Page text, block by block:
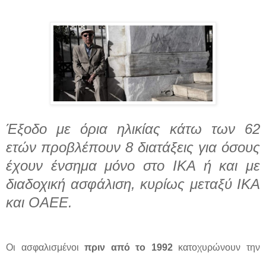
Έξοδο με όρια ηλικίας κάτω των 62
ετών προβλέπουν 8 διατάξεις για όσους
έχουν ένσημα μόνο στο ΙΚΑ ή και με
διαδοχική ασφάλιση, κυρίως μεταξύ ΙΚΑ
και ΟΑΕΕ.
Οι ασφαλισμένοιπριν από το 1992κατοχυρώνουν την